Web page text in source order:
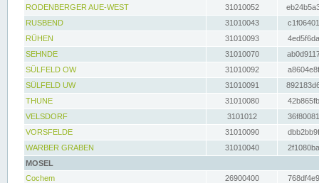
RODENBERGER AUE-WEST
31010052
RUSBEND
31010043
RÜHEN
31010093
SEHNDE
31010070
SÜLFELD OW
31010092
SÜLFELD UW
31010091
THUNE
31010080
VELSDORF
3101012
VORSFELDE
31010090
WARBER GRABEN
31010040
MOSEL
Cochem
26900400